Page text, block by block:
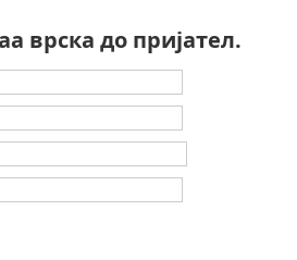
врска до пријател.